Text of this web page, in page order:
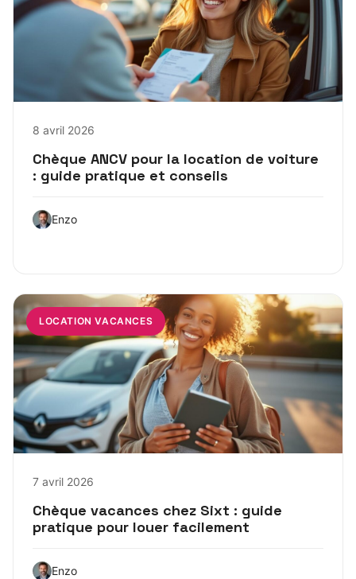
8 avril 2026
Chèque ANCV pour la location de voiture
: guide pratique et conseils
Enzo
LOCATION VACANCES
7 avril 2026
Chèque vacances chez Sixt : guide
pratique pour louer facilement
Enzo